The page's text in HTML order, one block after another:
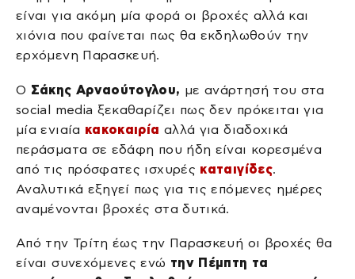
είναι για ακόμη μία φορά οι βροχές αλλά και
χιόνια που φαίνεται πως θα εκδηλωθούν την
ερχόμενη Παρασκευή.
Ο Σάκης Αρναούτογλου, με ανάρτησή του στα
social media ξεκαθαρίζει πως δεν πρόκειται για
μία ενιαία κακοκαιρία αλλά για διαδοχικά
περάσματα σε εδάφη που ήδη είναι κορεσμένα
από τις πρόσφατες ισχυρές καταιγίδες.
Αναλυτικά εξηγεί πως για τις επόμενες ημέρες
αναμένονται βροχές στα δυτικά.
Από την Τρίτη έως την Παρασκευή οι βροχές θα
είναι συνεχόμενες ενώ την Πέμπτη τα